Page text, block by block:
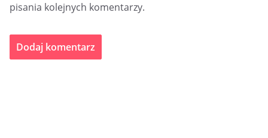
pisania kolejnych komentarzy.